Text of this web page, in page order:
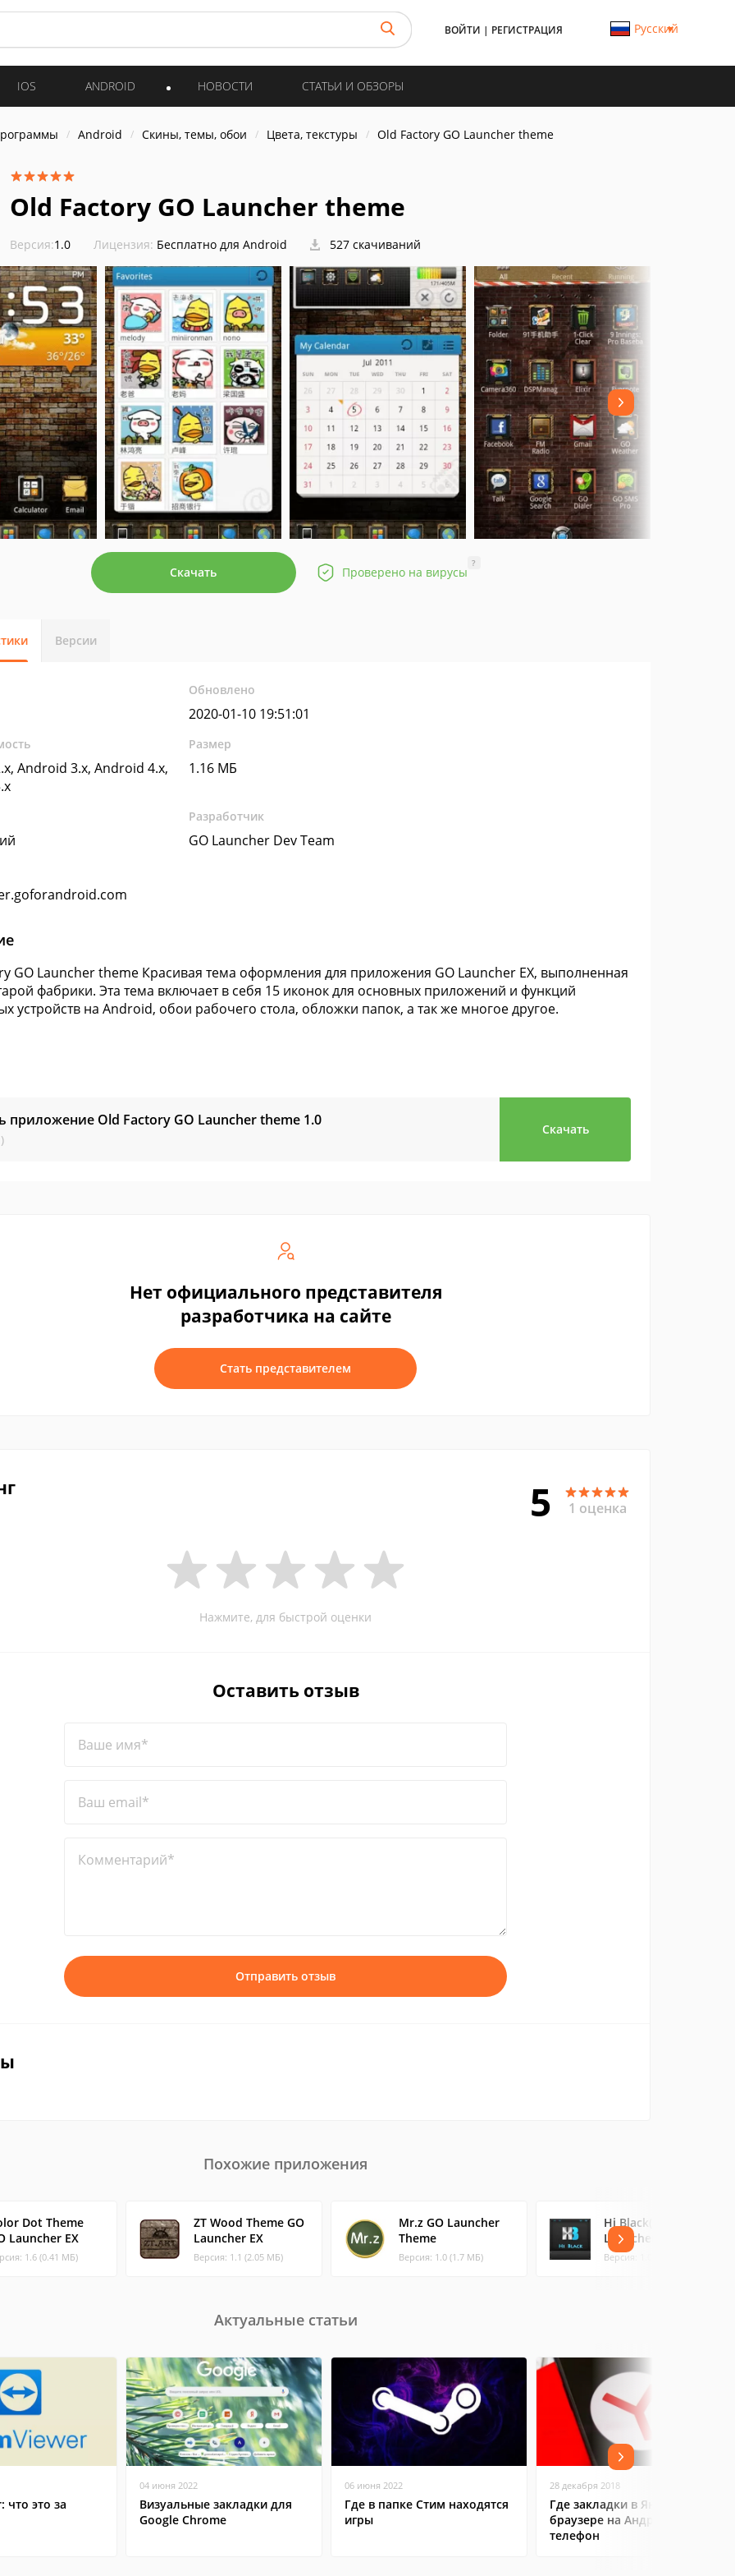
ВОЙТИ | РЕГИСТРАЦИЯ Русский
IOS ANDROID НОВОСТИ СТАТЬИ И ОБЗОРЫ
Android Скины, темы, обои Цвета, текстуры Old Factory GO Launcher theme
Old Factory GO Launcher theme
Версия:1.0 Лицензия: Бесплатно для Android 527 скачиваний
Скачать Проверено на вирусы
?
Версии
Обновлено
2020-01-10 19:51:01
Android 3.x, Android 4.x,
Размер
1.16 МБ
Разработчик
GO Launcher Dev Team
GO Launcher theme Красивая тема оформления для приложения GO Launcher EX, выполненная
фабрики. Эта тема включает в себя 15 иконок для основных приложений и функций
устройств на Android, обои рабочего стола, обложки папок, а так же многое другое.
приложение Old Factory GO Launcher theme 1.0
Скачать
Нет официального представителя
разработчика на сайте
Стать представителем
5 1 оценка
Нажмите, для быстрой оценки
Оставить отзыв
Ваше имя*
Ваш email*
Комментарий*
Отправить отзыв
Похожие приложения
Dot Theme
Launcher EX
1.6 (0.41 МБ)
ZT Wood Theme GO
Launcher EX
Версия: 1.1 (2.05 МБ)
Mr.z GO Launcher
Theme
Версия: 1.0 (1.7 МБ)
Hi Black(GO
Launcher Theme)
Версия: 1.0 (2.47 МБ)
Актуальные статьи
что это за
04 июня 2022
Визуальные закладки для
Google Chrome
06 июня 2022
Где в папке Стим находятся
игры
28 декабря 2018
Где закладки в Яндекс
браузере на Андроид
телефон